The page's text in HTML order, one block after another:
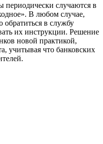
периодически случаются в
В любом случае,
обратиться в службу
их инструкции. Решение
новой практикой,
учитывая что банковских